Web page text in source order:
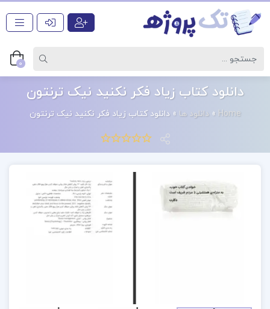
0
دانلود کتاب زیاد فکر نکنید نیک ترنتون
Home
»دانلود ها »دانلود کتاب زیاد فکر نکنید نیک ترنتون